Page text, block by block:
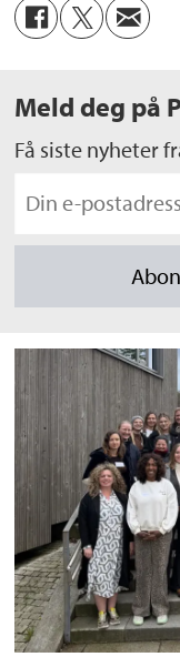
Meld deg på
Få siste nyheter